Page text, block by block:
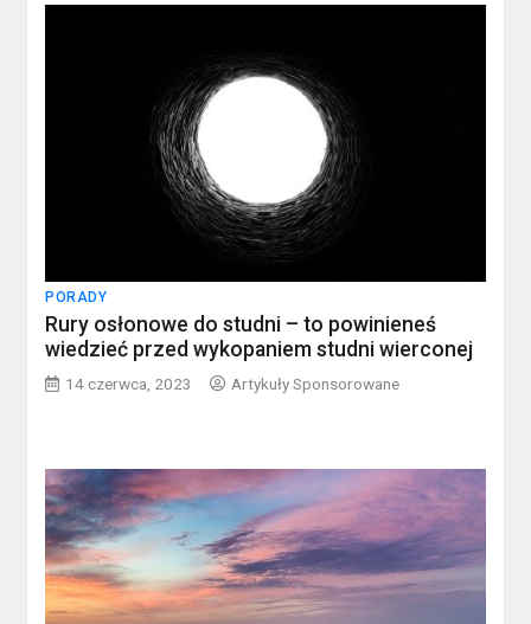
PORADY
Rury osłonowe do studni – to powinieneś
wiedzieć przed wykopaniem studni wierconej
14 czerwca, 2023 Artykuły Sponsorowane